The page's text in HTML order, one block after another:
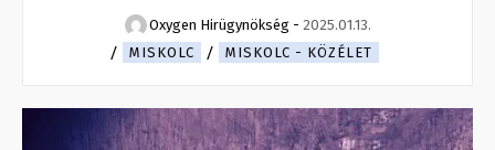
Oxygen Hirügynökség - 2025.01.13.
MISKOLC
MISKOLC - KÖZÉLET